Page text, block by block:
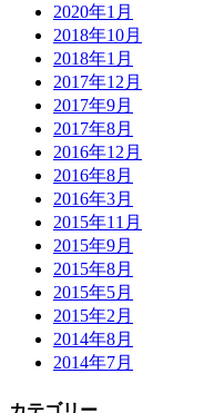
2020年1月
2018年10月
2018年1月
2017年12月
2017年9月
2017年8月
2016年12月
2016年8月
2016年3月
2015年11月
2015年9月
2015年8月
2015年5月
2015年2月
2014年8月
2014年7月